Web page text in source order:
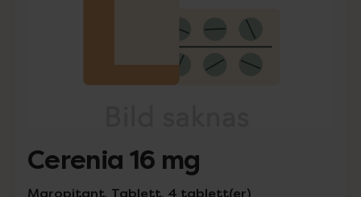
Cerenia 16 mg
Maropitant, Tablett, 4 tablett(er)